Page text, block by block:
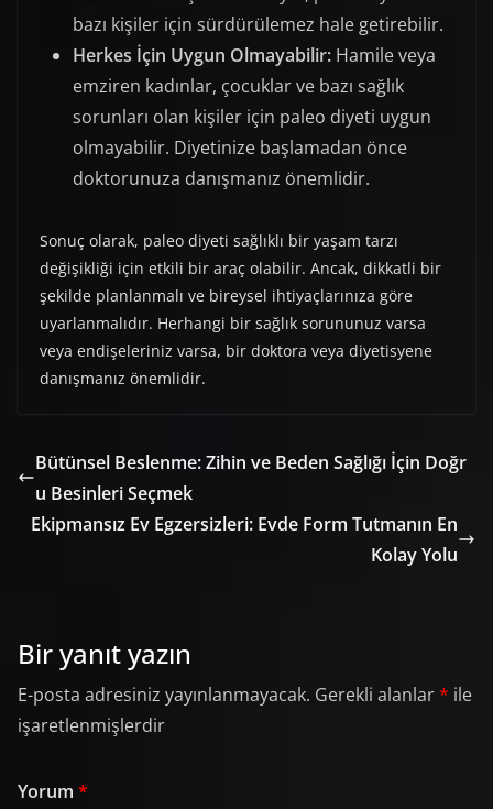
bazı kişiler için sürdürülemez hale getirebilir.
Herkes İçin Uygun Olmayabilir: Hamile veya
emziren kadınlar, çocuklar ve bazı sağlık
sorunları olan kişiler için paleo diyeti uygun
olmayabilir. Diyetinize başlamadan önce
doktorunuza danışmanız önemlidir.
Sonuç olarak, paleo diyeti sağlıklı bir yaşam tarzı
değişikliği için etkili bir araç olabilir. Ancak, dikkatli bir
şekilde planlanmalı ve bireysel ihtiyaçlarınıza göre
uyarlanmalıdır. Herhangi bir sağlık sorununuz varsa
veya endişeleriniz varsa, bir doktora veya diyetisyene
danışmanız önemlidir.
Bütünsel Beslenme: Zihin ve Beden Sağlığı İçin Doğr
u Besinleri Seçmek
Ekipmansız Ev Egzersizleri: Evde Form Tutmanın En
Kolay Yolu
Bir yanıt yazın
E-posta adresiniz yayınlanmayacak. Gerekli alanlar* ile
işaretlenmişlerdir
Yorum *